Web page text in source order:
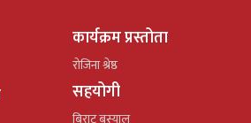
कार्यक्रम प्रस्तोता
रोजिना श्रेष्ठ
सहयोगी
बिराट बस्याल